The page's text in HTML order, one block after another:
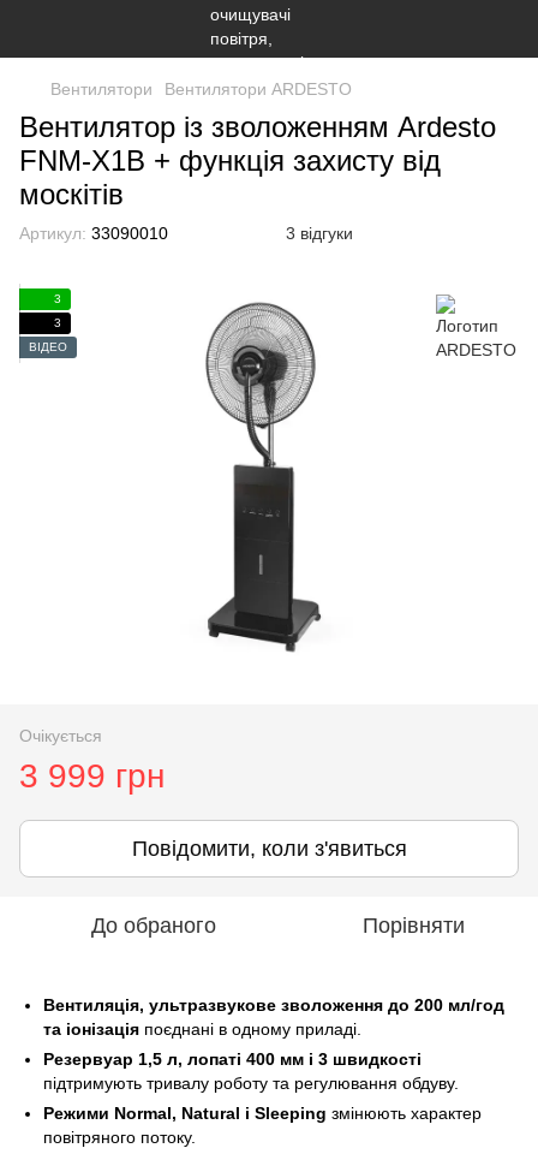
Вентилятори Вентилятори ARDESTO
Вентилятор із зволоженням Ardesto
FNM-X1B + функція захисту від
москітів
Артикул: 33090010 3 відгуки
3
3
ВІДЕО
Очікується
3 999 грн
Повідомити, коли з'явиться
До обраного Порівняти
Вентиляція, ультразвукове зволоження до 200 мл/год
та іонізація поєднані в одному приладі.
Резервуар 1,5 л, лопаті 400 мм і 3 швидкості
підтримують тривалу роботу та регулювання обдуву.
Режими Normal, Natural і Sleeping змінюють характер
повітряного потоку.